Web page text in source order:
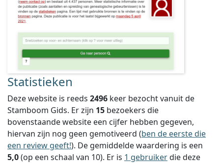
Statistieken
Deze website is reeds 2496 keer bezocht vanuit de
Stamboom Gids. Er zijn 15 bezoekers die
bovenstaande website een cijfer hebben gegeven,
hiervan zijn nog geen gemotiveerd (ben de eerste die
een review geeft!). De gemiddelde waardering is een
5,0(op een schaal van 10). Er is 1 gebruikerdie deze